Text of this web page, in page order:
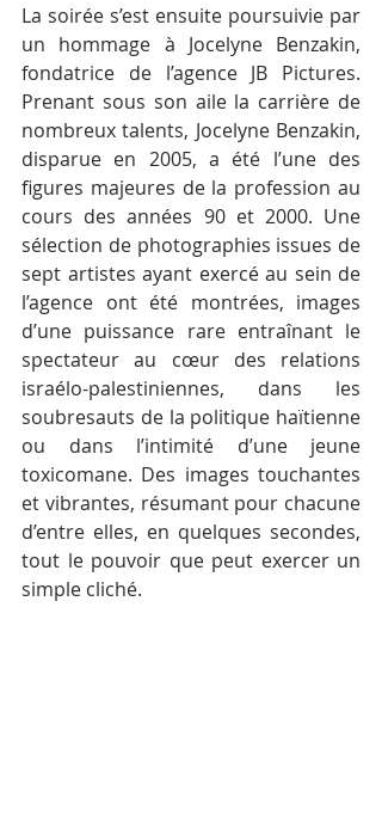
La soirée s’est ensuite poursuivie par
un hommage à Jocelyne Benzakin,
fondatrice de l’agence JB Pictures.
Prenant sous son aile la carrière de
nombreux talents, Jocelyne Benzakin,
disparue en 2005, a été l’une des
figures majeures de la profession au
cours des années 90 et 2000. Une
sélection de photographies issues de
sept artistes ayant exercé au sein de
l’agence ont été montrées, images
d’une puissance rare entraînant le
spectateur au cœur des relations
israélo-palestiniennes, dans les
soubresauts de la politique haïtienne
ou dans l’intimité d’une jeune
toxicomane. Des images touchantes
et vibrantes, résumant pour chacune
d’entre elles, en quelques secondes,
tout le pouvoir que peut exercer un
simple cliché.